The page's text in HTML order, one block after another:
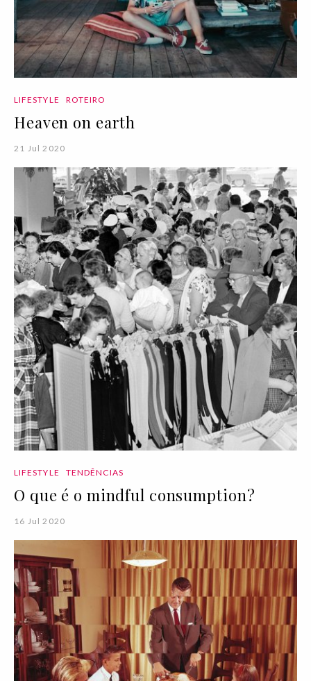
LIFESTYLE ROTEIRO
Heaven on earth
21 Jul 2020
LIFESTYLE TENDÊNCIAS
O que é o mindful consumption?
16 Jul 2020